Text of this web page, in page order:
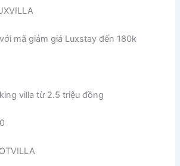
mã giảm giá Luxstay đến 180k
villa từ 2.5 triệu đồng